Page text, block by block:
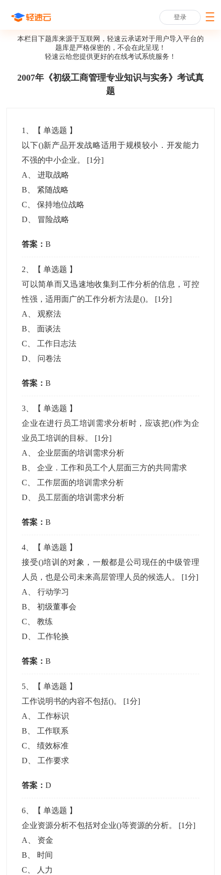
登录
本栏目下题库来源于互联网，轻速云承诺对于用户导入平台的
题库是严格保密的，不会在此呈现！
轻速云给您提供更好的在线考试系统服务！
2007年《初级工商管理专业知识与实务》考试真
题
1 、【单选题 】
以下()新产品开发战略适用于规模较小．开发能力
不强的中小企业。 [1分]
A
、进取战略
B
紧随战略
C 、保持地位战略
D
冒险战略
答案：B
2 、【单选题 】
可以简单而又迅速地收集到工作分析的信息，可控
性强，适用面广的工作分析方法是()。 [1分]
A
、观察法
B 、面谈法
C
工作日志法
D
问卷法
答案：B
3 、【单选题 】
企业在进行员工培训需求分析时，应该把()作为企
业员工培训的目标。 [1分]
A
、企业层面的培训需求分析
B 、企业．工作和员工个人层面三方的共同需求
C
工作层面的培训需求分析
D
员工层面的培训需求分析
答案：B
4 、【单选题 】
接受()培训的对象，一般都是公司现任的中级管理
人员，也是公司未来高层管理人员的候选人。 [1分]
A
、行动学习
B 、初级董事会
C 、教练
D
工作轮换
答案：B
5 、【单选题 】
工作说明书的内容不包括()。 [1分]
A
工作标识
B
工作联系
C 、绩效标准
D
工作要求
答案：D
6 、【单选题 】
企业资源分析不包括对企业()等资源的分析。 [1分]
A
资金
B
时间
C
人力